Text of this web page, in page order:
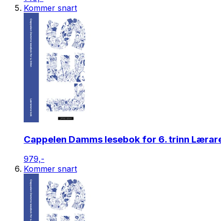
Kommer snart
Cappelen Damms lesebok for 6. trinn
979,-
Kommer snart